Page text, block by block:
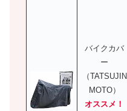
バイクカバ
ー
（TATSUJIN
MOTO）
オススメ！